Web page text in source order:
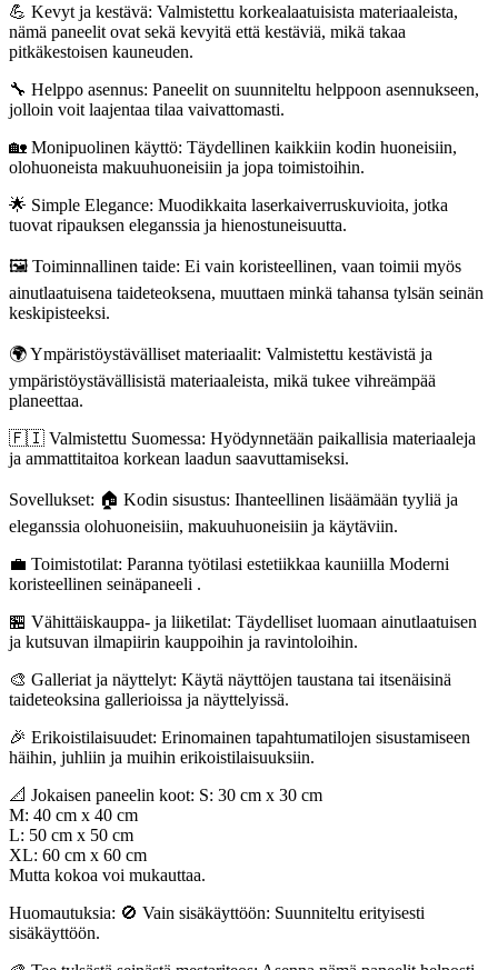
💪 Kevyt ja kestävä: Valmistettu korkealaatuisista materiaaleista,
nämä paneelit ovat sekä kevyitä että kestäviä, mikä takaa
pitkäkestoisen kauneuden.
🔧 Helppo asennus: Paneelit on suunniteltu helppoon asennukseen,
jolloin voit laajentaa tilaa vaivattomasti.
🏡 Monipuolinen käyttö: Täydellinen kaikkiin kodin huoneisiin,
olohuoneista makuuhuoneisiin ja jopa toimistoihin.
🌟 Simple Elegance: Muodikkaita laserkaiverruskuvioita, jotka
tuovat ripauksen eleganssia ja hienostuneisuutta.
🖼️ Toiminnallinen taide: Ei vain koristeellinen, vaan toimii myös
ainutlaatuisena taideteoksena, muuttaen minkä tahansa tylsän seinän
keskipisteeksi.
🌍 Ympäristöystävälliset materiaalit: Valmistettu kestävistä ja
ympäristöystävällisistä materiaaleista, mikä tukee vihreämpää
planeettaa.
🇫🇮 Valmistettu Suomessa: Hyödynnetään paikallisia materiaaleja
ja ammattitaitoa korkean laadun saavuttamiseksi.
Sovellukset: 🏠 Kodin sisustus: Ihanteellinen lisäämään tyyliä ja
eleganssia olohuoneisiin, makuuhuoneisiin ja käytäviin.
💼 Toimistotilat: Paranna työtilasi estetiikkaa kauniilla Moderni
koristeellinen seinäpaneeli .
🏪 Vähittäiskauppa- ja liiketilat: Täydelliset luomaan ainutlaatuisen
ja kutsuvan ilmapiirin kauppoihin ja ravintoloihin.
🎨 Galleriat ja näyttelyt: Käytä näyttöjen taustana tai itsenäisinä
taideteoksina gallerioissa ja näyttelyissä.
🎉 Erikoistilaisuudet: Erinomainen tapahtumatilojen sisustamiseen
häihin, juhliin ja muihin erikoistilaisuuksiin.
📐 Jokaisen paneelin koot: S: 30 cm x 30 cm
M: 40 cm x 40 cm
L: 50 cm x 50 cm
XL: 60 cm x 60 cm
Mutta kokoa voi mukauttaa.
Huomautuksia: 🚫 Vain sisäkäyttöön: Suunniteltu erityisesti
sisäkäyttöön.